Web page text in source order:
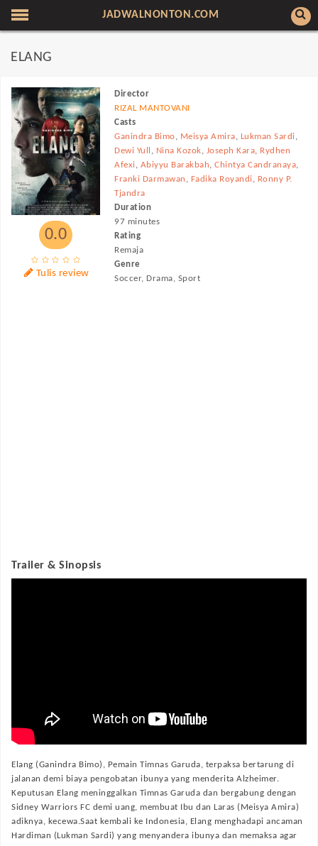
JADWALNONTON.COM
ELANG
0.0
Tulis review
Director
RIZAL MANTOVANI
Casts
Ganindra Bimo, Meisya Amira, Lukman Sardi,
Dewi Yull , Nina Kozok, Joseph Kara, Rydhen
Afexi, Abiyyu Barakbah,Chintya Candranaya,
Franki Darmawan , Fadika Royandi, Ronny P.
Tjandra
Duration
97 minutes
Rating
Remaja
Genre
Soccer, Drama, Sport
Trailer & Sinopsis
Elang (Ganindra Bimo), Pemain Timnas Garuda, terpaksa bertarung di
jalanan demi biaya pengobatan ibunya yang menderita Alzheimer.
Keputusan Elang meninggalkan Timnas Garuda dan bergabung dengan
Sidney Warriors FC demi uang, membuat Ibu dan Laras (Meisya Amira)
adiknya, kecewa.Saat kembali ke Indonesia, Elang menghadapi ancaman
Hardiman (Lukman Sardi) yang menyandera ibunya dan memaksa agar